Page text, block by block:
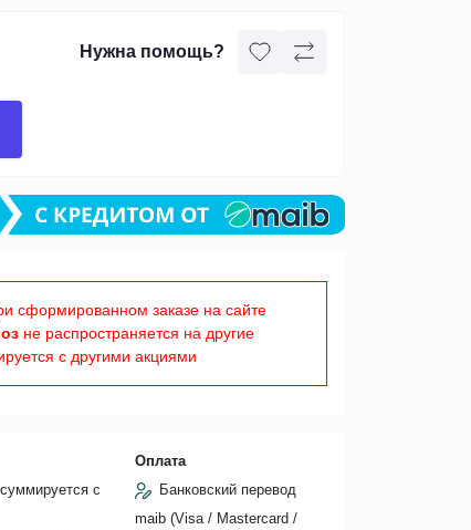
Нужна помощь?
сформированном заказе на сайте
не распространяется на другие
с другими акциями
с
Оплата
Банковский перевод
maib (Visa / Mastercard /